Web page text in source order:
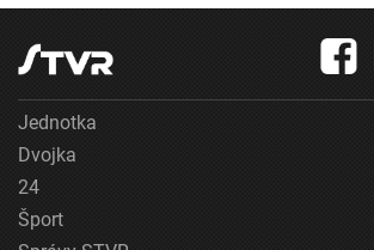
Jednotka
Dvojka
24
Šport